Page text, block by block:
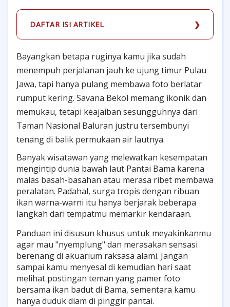
DAFTAR ISI ARTIKEL
Bayangkan betapa ruginya kamu jika sudah
menempuh perjalanan jauh ke ujung timur Pulau
Jawa, tapi hanya pulang membawa foto berlatar
rumput kering. Savana Bekol memang ikonik dan
memukau, tetapi keajaiban sesungguhnya dari
Taman Nasional Baluran justru tersembunyi
tenang di balik permukaan air lautnya.
Banyak wisatawan yang melewatkan kesempatan
mengintip dunia bawah laut Pantai Bama karena
malas basah-basahan atau merasa ribet membawa
peralatan. Padahal, surga tropis dengan ribuan
ikan warna-warni itu hanya berjarak beberapa
langkah dari tempatmu memarkir kendaraan.
Panduan ini disusun khusus untuk meyakinkanmu
agar mau "nyemplung" dan merasakan sensasi
berenang di akuarium raksasa alami. Jangan
sampai kamu menyesal di kemudian hari saat
melihat postingan teman yang pamer foto
bersama ikan badut di Bama, sementara kamu
hanya duduk diam di pinggir pantai.